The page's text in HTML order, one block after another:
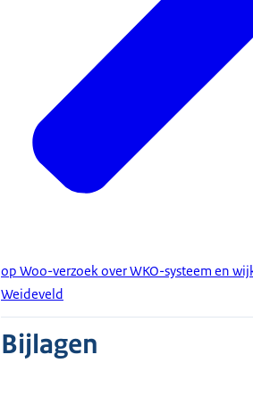
op Woo-verzoek over WKO-systeem en
Weideveld
Bijlagen